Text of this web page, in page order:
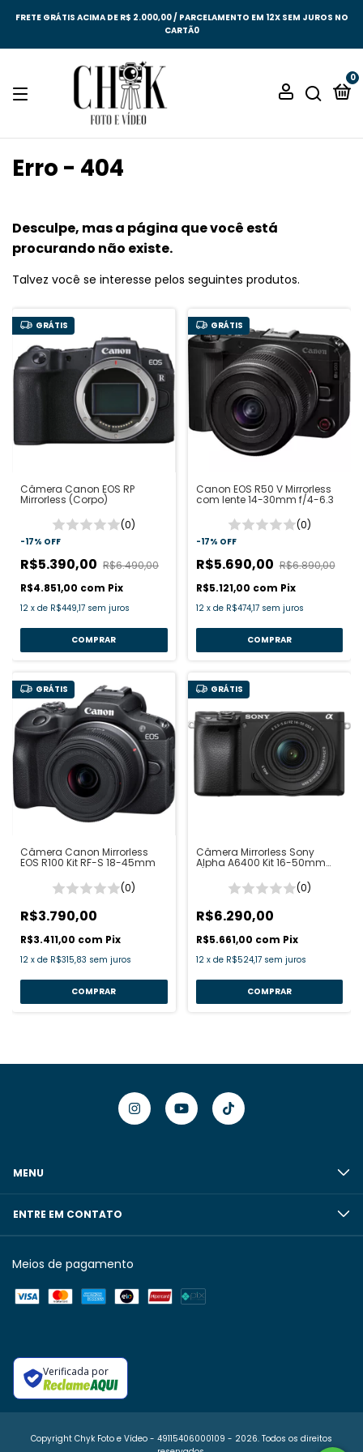
FRETE GRÁTIS ACIMA DE R$ 2.000,00 / PARCELAMENTO EM 12X SEM JUROS NO
CARTÃ0
0
Erro - 404
Desculpe, mas a página que você está
procurando não existe.
Talvez você se interesse pelos seguintes produtos.
GRÁTIS
Câmera Canon EOS RP
Mirrorless (Corpo)
(0)
-17% OFF
R$5.390,00 R$6.490,00
R$4.851,00 com Pix
12 x de R$449,17 sem juros
GRÁTIS
Canon EOS R50 V Mirrorless
com lente 14-30mm f/4-6.3
(0)
-17% OFF
R$5.690,00 R$6.890,00
R$5.121,00 com Pix
12 x de R$474,17 sem juros
GRÁTIS
Câmera Canon Mirrorless
EOS R100 Kit RF-S 18-45mm
(0)
R$3.790,00
R$3.411,00 com Pix
12 x de R$315,83 sem juros
GRÁTIS
Câmera Mirrorless Sony
Alpha A6400 Kit 16-50mm
(0)
R$6.290,00
R$5.661,00 com Pix
12 x de R$524,17 sem juros
MENU
ENTRE EM CONTATO
Meios de pagamento
Verificada por
Copyright Chyk Foto e Vídeo - 49115406000109 - 2026. Todos os direitos